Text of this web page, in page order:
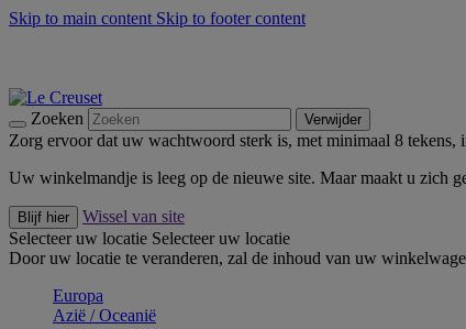
Skip to main content Skip to footer content
Zoeken Verwijder
Zorg ervoor dat uw wachtwoord sterk is, met minimaal 8 tekens,
Uw winkelmandje is leeg op de nieuwe site. Maar maakt u zich
Blijf hier
Wissel van site
Selecteer uw locatie Selecteer uw locatie
Door uw locatie te veranderen, zal de inhoud van uw
Europa
Aziё / Oceaniё